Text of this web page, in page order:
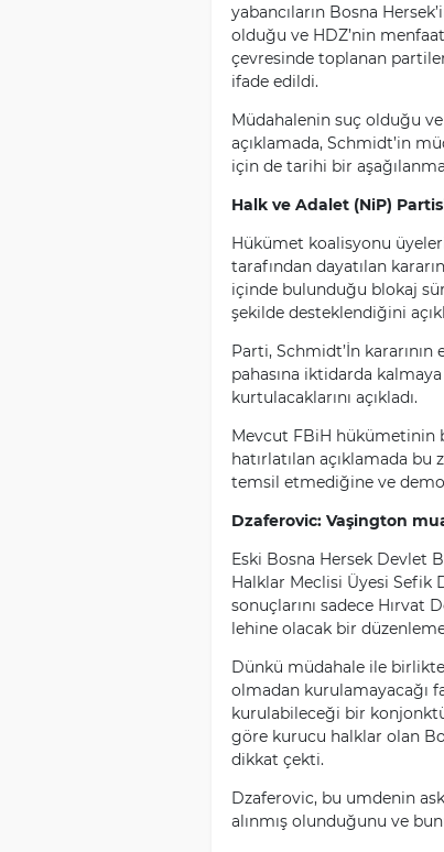
yabancıların Bosna
olduğu ve HDZ’nin
çevresinde toplanan
ifade edildi.
Müdahalenin suç olduğu
açıklamada, Schmidt’in
için de tarihi bir
Halk ve Adalet (NiP)
Hükümet koalisyonu
tarafından dayatılan
içinde bulunduğu blokaj
şekilde desteklendiğini
Parti, Schmidt’İn kararının
pahasına iktidarda
kurtulacaklarını açıkladı.
Mevcut FBiH hükümetinin
hatırlatılan açıklamada
temsil etmediğine ve
Dzaferovic: Vaşington
Eski Bosna Hersek Devlet
Halklar Meclisi Üyesi Sefik
sonuçlarını sadece
lehine olacak bir
Dünkü müdahale ile
olmadan kurulamayacağı
kurulabileceği bir
göre kurucu halklar olan
dikkat çekti.
Dzaferovic, bu umdenin
alınmış olunduğunu ve